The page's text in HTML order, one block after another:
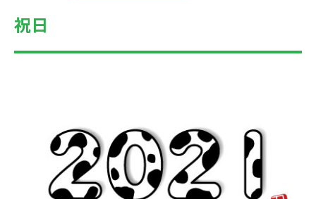
祝日